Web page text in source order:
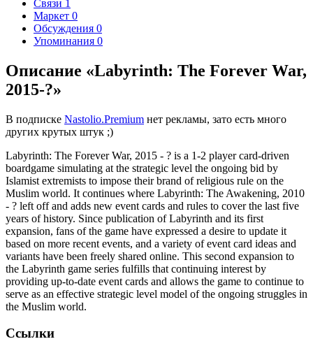
Связи 1
Маркет 0
Обсуждения 0
Упоминания 0
Описание «Labyrinth: The Forever War,
2015-?»
В подписке Nastolio.Premium нет рекламы, зато есть много
других крутых штук ;)
Labyrinth: The Forever War, 2015 - ? is a 1-2 player card-driven
boardgame simulating at the strategic level the ongoing bid by
Islamist extremists to impose their brand of religious rule on the
Muslim world. It continues where Labyrinth: The Awakening, 2010
- ? left off and adds new event cards and rules to cover the last five
years of history. Since publication of Labyrinth and its first
expansion, fans of the game have expressed a desire to update it
based on more recent events, and a variety of event card ideas and
variants have been freely shared online. This second expansion to
the Labyrinth game series fulfills that continuing interest by
providing up-to-date event cards and allows the game to continue to
serve as an effective strategic level model of the ongoing struggles in
the Muslim world.
Ссылки